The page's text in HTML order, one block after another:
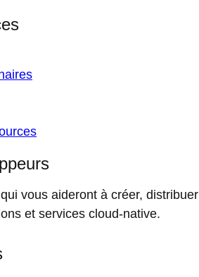
vous aideront à créer, distribuer
et services cloud-native.